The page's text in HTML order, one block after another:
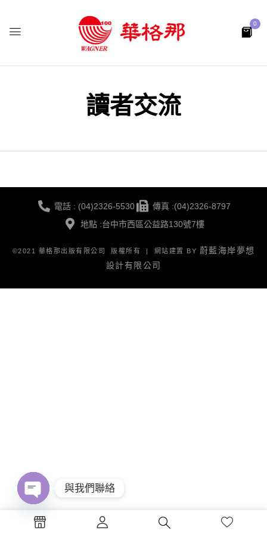
0
讀者交流
電話 : (04)2326-5530
傳真 :(04)2326-8797
地點 :台中市西區公益路130號7樓
©2021 華格那出版有限公司 版權所有 | 網站建置 BY 蔚藍海岸夢想
設計有限公司
與我們聯絡
chaty